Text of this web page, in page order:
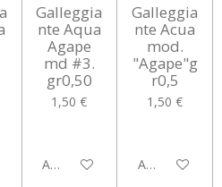
carrello
Galleggia
nte Aqua
Agape
md #3.
gr0,50
1,50 €
Aggiungi al carrello
Galleggia
nte Acua
mod.
"Agape"g
r0,5
1,50 €
Aggiungi al